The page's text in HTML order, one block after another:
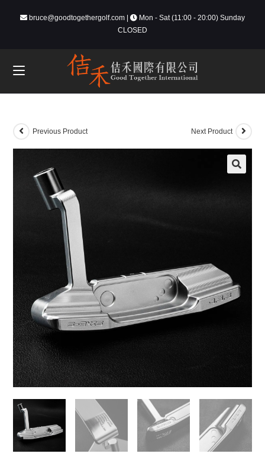
bruce@goodtogethergolf.com
Mon - Sat (11:00 - 20:00) Sunday
CLOSED
Previous Product Next Product